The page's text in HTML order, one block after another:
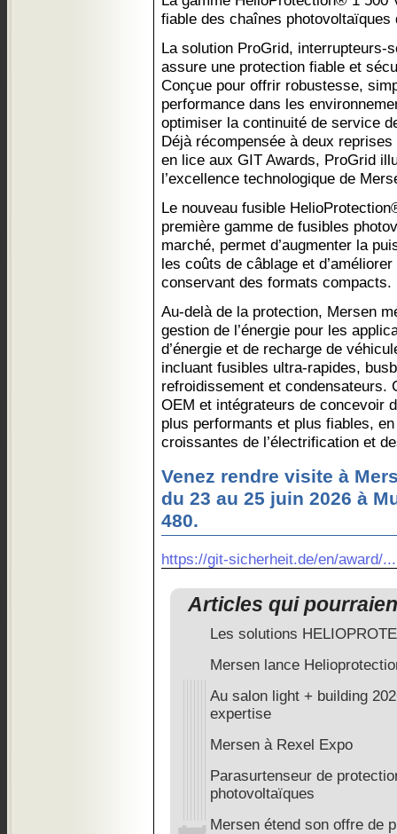
fiable des chaînes
La solution ProGrid, interrupteurs-
assure une protection fiable et
Conçue pour offrir robustesse,
performance dans les
optimiser la continuité de service
Déjà récompensée à deux
en lice aux GIT Awards, ProGrid
l’excellence technologique de
Le nouveau fusible
première gamme de fusibles
marché, permet d’augmenter la
les coûts de câblage et
conservant des formats compacts.
Au-delà de la protection, Mersen
gestion de l’énergie pour les
d’énergie et de recharge de
incluant fusibles ultra-rapides,
refroidissement et condensateurs.
OEM et intégrateurs de concevoir
plus performants et plus fiables,
croissantes de l’électrification et
Venez rendre visite à
du 23 au 25 juin 2026 à
480.
https://git-sicherheit.de/en/award/...
Articles qui
Les solutions
Mersen lance
Au salon light + building
expertise
Mersen à Rexel Expo
Parasurtenseur de
photovoltaïques
Mersen étend son offre de